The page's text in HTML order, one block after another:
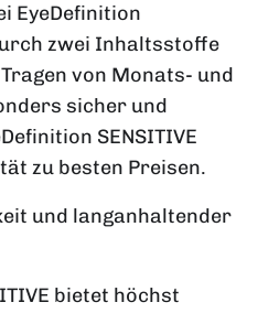
EyeDefinition
zwei Inhaltsstoffe
von Monats- und
sicher und
SENSITIVE
zu besten Preisen.
und langanhaltender
bietet höchst